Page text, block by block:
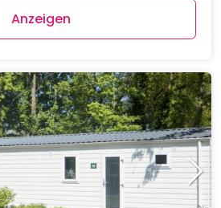
Anzeigen